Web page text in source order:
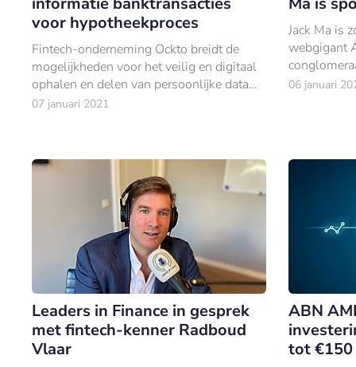
voor hypotheekproces
Fintech-onderneming Ockto breidt de
mogelijkheden voor het veilig en digitaal
ophalen en delen van persoonlijke data
verder uit met informatie uit
07 januari 2021
Jack Ma is
webgigant
twee
06 januari
Leaders in Finance in gesprek
met fintech-kenner Radboud
Vlaar
ABN
tot